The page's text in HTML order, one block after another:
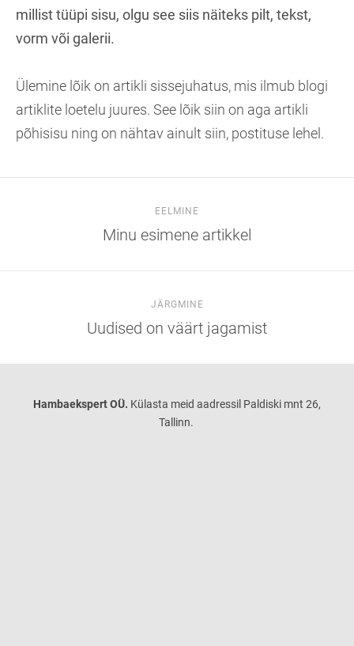
millist tüüpi sisu, olgu see siis näiteks pilt, tekst,
vorm või galerii.
Ülemine lõik on artikli sissejuhatus, mis ilmub blogi
artiklite loetelu juures. See lõik siin on aga artikli
põhisisu ning on nähtav ainult siin, postituse lehel.
EELMINE
Minu esimene artikkel
JÄRGMINE
Uudised on väärt jagamist
Hambaekspert OÜ. Külasta meid aadressil Paldiski mnt 26,
Tallinn.